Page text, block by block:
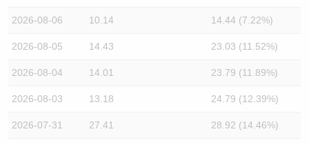
2026-08-06 10.14 14.44 (7.22%)
2026-08-05 14.43 23.03 (11.52%)
2026-08-04 14.01 23.79 (11.89%)
2026-08-03 13.18 24.79 (12.39%)
2026-07-31 27.41 28.92 (14.46%)